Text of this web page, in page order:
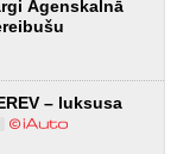
Āgenskalnā
– luksusa